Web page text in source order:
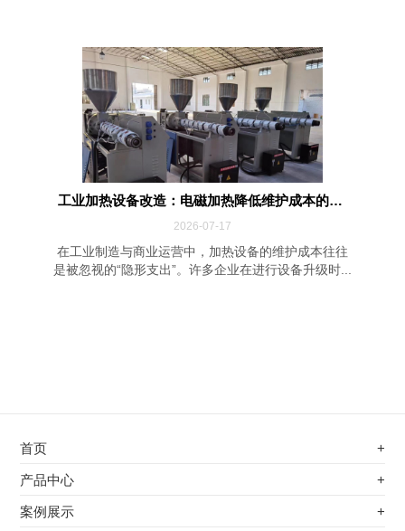
工业加热设备改造：电磁加热降低维护成本的四...
2026-07-17
在工业制造与商业运营中，加热设备的维护成本往往
是被忽视的“隐形支出”。许多企业在进行设备升级时...
首页 +
不锈钢专用电磁加热器
电磁蒸汽发生器
产品中心 +
不锈钢专用电磁加热器
案例展示 +